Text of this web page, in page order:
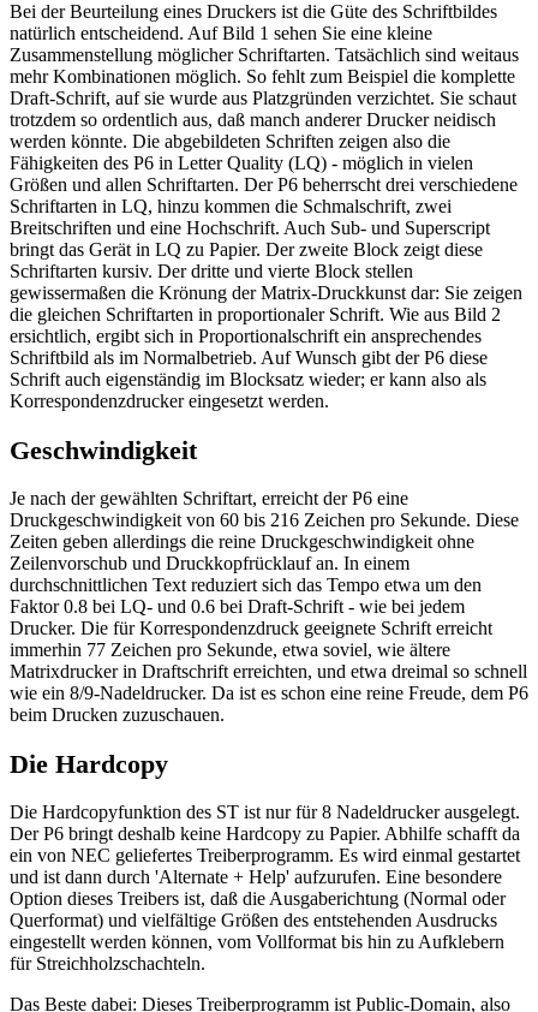
Bei der Beurteilung eines Druckers ist die Güte des Schriftbildes
natürlich entscheidend. Auf Bild 1 sehen Sie eine kleine
Zusammenstellung möglicher Schriftarten. Tatsächlich sind weitaus
mehr Kombinationen möglich. So fehlt zum Beispiel die komplette
Draft-Schrift, auf sie wurde aus Platzgründen verzichtet. Sie schaut
trotzdem so ordentlich aus, daß manch anderer Drucker neidisch
werden könnte. Die abgebildeten Schriften zeigen also die
Fähigkeiten des P6 in Letter Quality (LQ) - möglich in vielen
Größen und allen Schriftarten. Der P6 beherrscht drei verschiedene
Schriftarten in LQ, hinzu kommen die Schmalschrift, zwei
Breitschriften und eine Hochschrift. Auch Sub- und Superscript
bringt das Gerät in LQ zu Papier. Der zweite Block zeigt diese
Schriftarten kursiv. Der dritte und vierte Block stellen
gewissermaßen die Krönung der Matrix-Druckkunst dar: Sie zeigen
die gleichen Schriftarten in proportionaler Schrift. Wie aus Bild 2
ersichtlich, ergibt sich in Proportionalschrift ein ansprechendes
Schriftbild als im Normalbetrieb. Auf Wunsch gibt der P6 diese
Schrift auch eigenständig im Blocksatz wieder; er kann also als
Korrespondenzdrucker eingesetzt werden.
Geschwindigkeit
Je nach der gewählten Schriftart, erreicht der P6 eine
Druckgeschwindigkeit von 60 bis 216 Zeichen pro Sekunde. Diese
Zeiten geben allerdings die reine Druckgeschwindigkeit ohne
Zeilenvorschub und Druckkopfrücklauf an. In einem
durchschnittlichen Text reduziert sich das Tempo etwa um den
Faktor 0.8 bei LQ- und 0.6 bei Draft-Schrift - wie bei jedem
Drucker. Die für Korrespondenzdruck geeignete Schrift erreicht
immerhin 77 Zeichen pro Sekunde, etwa soviel, wie ältere
Matrixdrucker in Draftschrift erreichten, und etwa dreimal so schnell
wie ein 8/9-Nadeldrucker. Da ist es schon eine reine Freude, dem P6
beim Drucken zuzuschauen.
Die Hardcopy
Die Hardcopyfunktion des ST ist nur für 8 Nadeldrucker ausgelegt.
Der P6 bringt deshalb keine Hardcopy zu Papier. Abhilfe schafft da
ein von NEC geliefertes Treiberprogramm. Es wird einmal gestartet
und ist dann durch 'Alternate + Help' aufzurufen. Eine besondere
Option dieses Treibers ist, daß die Ausgaberichtung (Normal oder
Querformat) und vielfältige Größen des entstehenden Ausdrucks
eingestellt werden können, vom Vollformat bis hin zu Aufklebern
für Streichholzschachteln.
Das Beste dabei: Dieses Treiberprogramm ist Public-Domain, also